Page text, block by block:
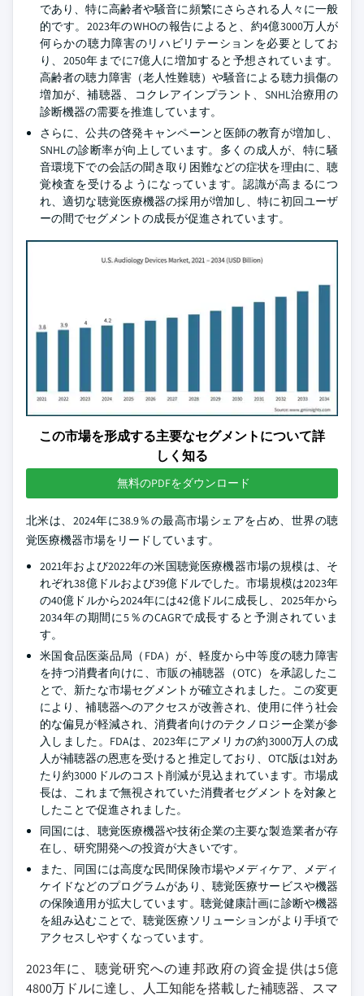
であり、特に高齢者や騒音に頻繁にさらされる人々に一般
的です。2023年のWHOの報告によると、約4億3000万人が
何らかの聴力障害のリハビリテーションを必要としてお
り、2050年までに7億人に増加すると予想されています。
高齢者の聴力障害（老人性難聴）や騒音による聴力損傷の
増加が、補聴器、コクレアインプラント、SNHL治療用の
診断機器の需要を推進しています。
さらに、公共の啓発キャンペーンと医師の教育が増加し、
SNHLの診断率が向上しています。多くの成人が、特に騒
音環境下での会話の聞き取り困難などの症状を理由に、聴
覚検査を受けるようになっています。認識が高まるにつ
れ、適切な聴覚医療機器の採用が増加し、特に初回ユーザ
ーの間でセグメントの成長が促進されています。
この市場を形成する主要なセグメントについて詳
しく知る
無料のPDFをダウンロード
北米は、2024年に38.9％の最高市場シェアを占め、世界の聴
覚医療機器市場をリードしています。
2021年および2022年の米国聴覚医療機器市場の規模は、そ
れぞれ38億ドルおよび39億ドルでした。市場規模は2023年
の40億ドルから2024年には42億ドルに成長し、2025年から
2034年の期間に5％のCAGRで成長すると予測されていま
す。
米国食品医薬品局（FDA）が、軽度から中等度の聴力障害
を持つ消費者向けに、市販の補聴器（OTC）を承認したこ
とで、新たな市場セグメントが確立されました。この変更
により、補聴器へのアクセスが改善され、使用に伴う社会
的な偏見が軽減され、消費者向けのテクノロジー企業が参
入しました。FDAは、2023年にアメリカの約3000万人の成
人が補聴器の恩恵を受けると推定しており、OTC版は1対あ
たり約3000ドルのコスト削減が見込まれています。市場成
長は、これまで無視されていた消費者セグメントを対象と
したことで促進されました。
同国には、聴覚医療機器や技術企業の主要な製造業者が存
在し、研究開発への投資が大きいです。
また、同国には高度な民間保険市場やメディケア、メディ
ケイドなどのプログラムがあり、聴覚医療サービスや機器
の保険適用が拡大しています。聴覚健康計画に診断や機器
を組み込むことで、聴覚医療ソリューションがより手頃で
アクセスしやすくなっています。
2023年に、聴覚研究への連邦政府の資金提供は5億
4800万ドルに達し、人工知能を搭載した補聴器、スマ